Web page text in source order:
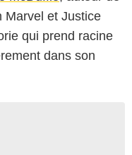
Marvel et Justice
qui prend racine
dans son